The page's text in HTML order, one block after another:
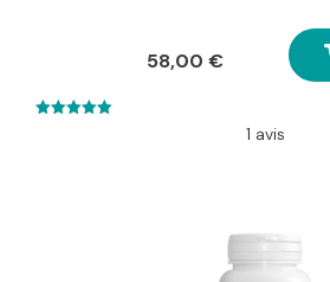
58,00 €
1 avis